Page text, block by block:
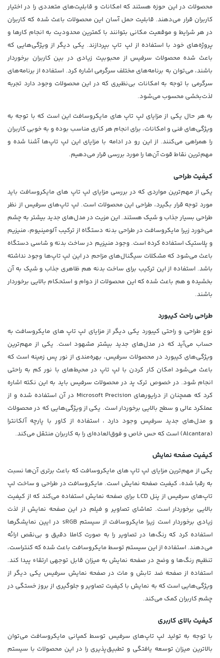
محصولات در این حوزه هستند که امکانات و قابلیت‌های متعددی را در اختیار
کاربران قرار می‌دهند. قابلیت حمل آسان این محصولات باعث شده که کاربران
در هر شرایط و موقعیت مکانی بتوانند با کمترین محدودیت به انجام کارها و
پروژه‌های خود با استفاده از لپ تاپ بپردازند. یکی دیگر از ویژگی‌هایی که
باعث شده محصولات سرفیس از محبوبیت زیادی در بین کاربران برخوردار
باشند، می‌توان به برنامه‌های مختلف سرگرمی اشاره کرد. استفاده از برنامه‌های
سرگرمی با توجه به امکانات بی‌نظیری که در این محصولات وجود دارد تجربه
لذت‌بخشی محسوب می‌شود.
به هر حال یکی از مزایای لپ تاپ های مایکروسافت این است که با توجه به
ویژگی‌های فنی و امکانات، برای انجام هر کاری مناسب بوده و به خوبی کاربران
را همراهی می‌کنند. از این رو در ادامه با مزایای این لپ تاپ‌ها آشنا شده و
مهم‌ترین نقاط قوت آن‌ها را مورد بررسی قرار می‌دهیم.
کیفیت طراحی
یکی از مهم‌ترین مواردی که در بررسی مزایای لپ تاپ‌ های مایکروسافت باید
مورد توجه قرار بگیرد، طراحی این محصولات است. لپ تاپ‌های سرفیس از نظر
طراحی بسیار جذاب و شیک هستند. این مزیت در مدل‌های جدید بیشتر به چشم
می‌خورد زیرا مایکروسافت در طراحی بدنه دستگاه از ترکیب آلومینیوم، منیزیم
و پلاستیک استفاده کرده است. وجود منیزیم در ساخت بدنه و شاسی دستگاه
باعث می‌شود که مشکلات سیگنال‌های مزاحم در این لپ تاپ‌ها وجود نداشته
باشد. استفاده از این ترکیب برای ساخت بدنه هم ظاهری جذاب و شیک به آن
بخشیده و هم باعث شده که این محصولات از دوام و استحکام بالایی برخوردار
باشند.
طراحی راحت کیبورد
نوع طراحی و راحتی کیبورد یکی دیگر از مزایای لپ تاپ‌ های مایکروسافت به
حساب می‌آید که در مدل‌های جدید بیشتر مشهود است. یکی از مهم‌ترین
ویژگی‌های کیبورد در محصولات سرفیس، بهره‌مندی از نور پس زمینه است که
باعث می‌شود امکان کار کردن با لپ تاپ در محیط‌های با نور کم به راحتی
انجام شود. در خصوص ترک پد در محصولات سرفیس باید به این نکته اشاره
کرد که همچنان از درایورهای Microsoft Precision در آن استفاده شده و از
عملکرد عالی و سطح بالایی برخوردار است. یکی از ویژگی‌هایی که در محصولات
و مدل‌های جدید سرفیس وجود دارد ، استفاده از کاور با پارچه آلکانترا
(Alcantara) است که حس خاص و فوق‌العاده‌ای را به کاربران منتقل می‌کند.
کیفیت صفحه نمایش
یکی از مهم‌ترین مزایای لپ تاپ‌ های مایکروسافت که باعث برتری آن‌ها نسبت
به رقبا شده، کیفیت صفحه نمایش است. مایکروسافت در طراحی و ساخت لپ
تاپ‌های سرفیس از پنل LCD برای صفحه نمایش استفاده می‌کند که از کیفیت
بالایی برخوردار است. تماشای تصاویر و فیلم در این صفحه نمایش از لذت
زیادی برخوردار است زیرا مایکروسافت از سیستم sRGB در ایین نمایشگرها
استفاده کرد که رنگ‌ها در تصاویر را به صورت کاملا دقیق و بی‌نقص ارائه
می‌دهند. استفاده از این سیستم توسط مایکروسافت باعث شده که کنتراست،
تنظیم رنگ‌ها و وضح در صفحه نمایش به میزان قابل توجهی ارتقاء پیدا کند.
استفاده از صفحه ضد تابش و مات در صفحه نمایش سرفیس یکی دیگر از
ویژگی‌هایی است که به نمایش با کیفیت تصاویر و جلوگیری از بروز خستگی در
چشم کاربران کمک می‌کند.
کیفیت بالای کاربری
با توجه به تولید لپ تاپ‌های سرفیس توسط کمپانی مایکروسافت می‌توان
بالاترین میزان توسعه یافتگی و تطبیق‌پذیری را در این محصولات با سیستم